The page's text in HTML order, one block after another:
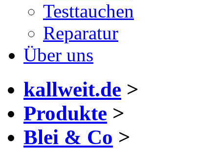
Testtauchen
Reparatur
Über uns
kallweit.de >
Produkte >
Blei & Co >